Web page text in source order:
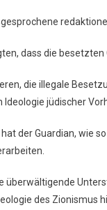
dass die
die illegale
Ideologie jüdischer
der Guardian, wie
überwältigende
des Zionismus